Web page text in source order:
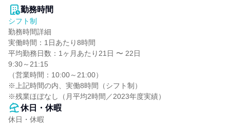
勤務時間
シフト制
勤務時間詳細
実働時間：1日あたり8時間
平均勤務日数：1ヶ月あたり21日 〜 22日
9:30～21:15
（営業時間：10:00～21:00）
※上記時間の内、実働8時間（シフト制）
※残業ほぼなし（月平均2時間／2023年度実績）
休日・休暇
休日・休暇